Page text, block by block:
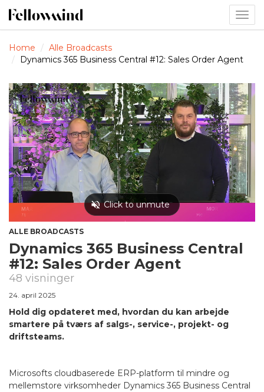
Home
Alle Broadcasts
Dynamics 365 Business Central #12: Sales Order Agent
ALLE BROADCASTS
Dynamics 365 Business Central
#12: Sales Order Agent
48 visninger
24. april 2025
Hold dig opdateret med, hvordan du kan arbejde
smartere på tværs af salgs-, service-, projekt- og
driftsteams.
Microsofts cloudbaserede ERP-platform til mindre og
mellemstore virksomheder Dynamics 365 Business Central